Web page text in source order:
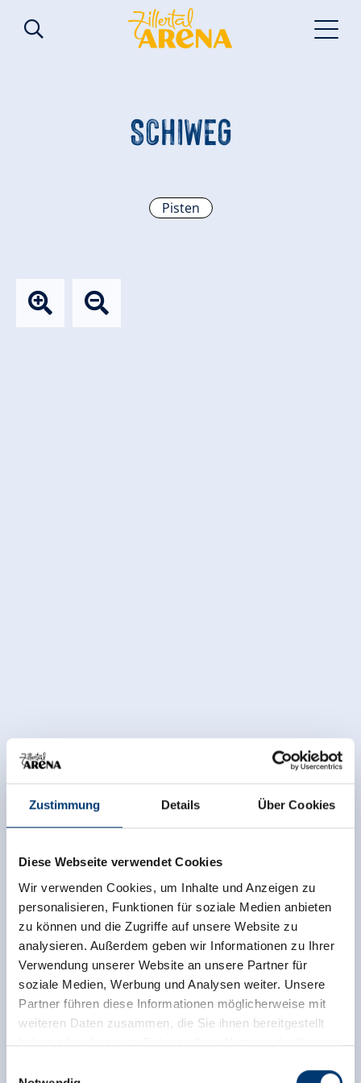
Zustimmung Details Über Cookies
Diese Webseite verwendet Cookies
Wir verwenden Cookies, um Inhalte und Anzeigen zu
personalisieren, Funktionen für soziale Medien anbieten
zu können und die Zugriffe auf unsere Website zu
analysieren. Außerdem geben wir Informationen zu Ihrer
Verwendung unserer Website an unsere Partner für
soziale Medien, Werbung und Analysen weiter. Unsere
Partner führen diese Informationen möglicherweise mit
weiteren Daten zusammen, die Sie ihnen bereitgestellt
haben oder die sie im Rahmen Ihrer Nutzung der Dienste
SCHIWEG
Pisten